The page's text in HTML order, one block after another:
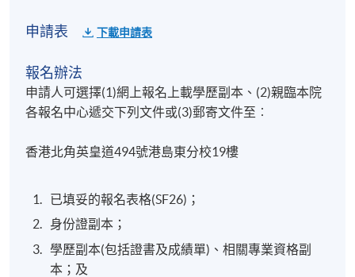
申請表 下載申請表
報名辦法
申請人可選擇(1)網上報名上載學歷副本、(2)親臨本院
各報名中心遞交下列文件或(3)郵寄文件至︰
香港北角英皇道494號港島東分校19樓
已填妥的報名表格(SF26)；
身份證副本；
學歷副本(包括證書及成績單)、相關專業資格副
本；及